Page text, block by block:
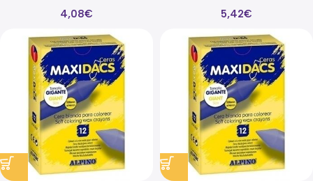
CARTAS PARA COLOREAR
4,08€
5,42€